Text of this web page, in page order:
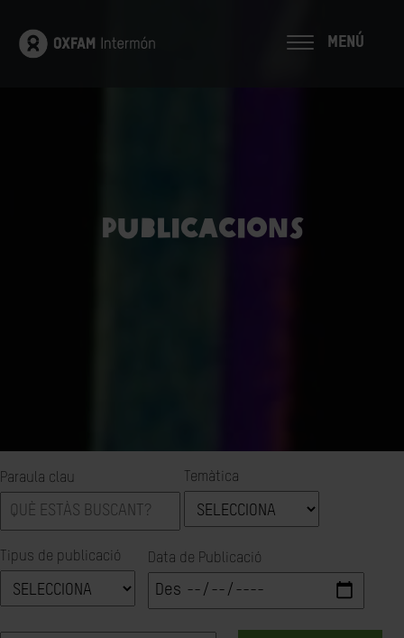
MENÚ
Publicacions
Paraula clau Temàtica
Tipus de publicació Data de Publicació